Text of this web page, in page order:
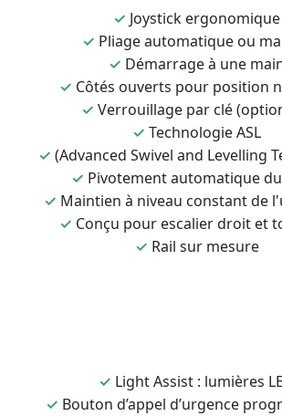
✓ Joystick ergonomique
✓ Pliage automatique ou
✓ Démarrage à une
✓ Côtés ouverts pour position
✓ Verrouillage par clé
✓ Technologie ASL
✓ (Advanced Swivel and Levelling
✓ Pivotement automatique
✓ Maintien à niveau constant de
✓ Conçu pour escalier droit et
✓ Rail sur mesure
✓ Light Assist : lumières
✓ Bouton d’appel d’urgence